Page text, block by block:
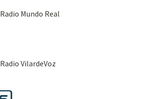
Radio Mundo Real
Radio VilardeVoz